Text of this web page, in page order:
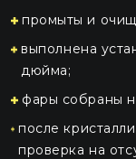
промыты и
выполнена
дюйма;
фары собраны
после
проверка на